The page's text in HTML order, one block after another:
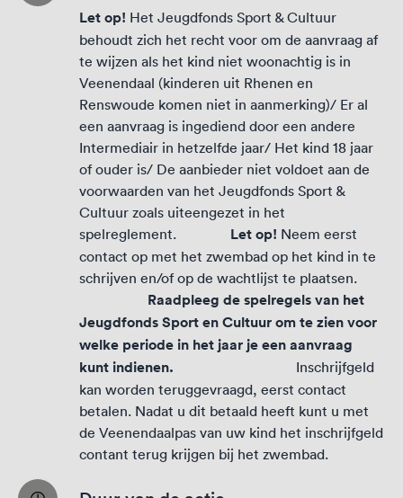
Let op! Het Jeugdfonds Sport & Cultuur
behoudt zich het recht voor om de aanvraag af
te wijzen als het kind niet woonachtig is in
Veenendaal (kinderen uit Rhenen en
Renswoude komen niet in aanmerking)/ Er al
een aanvraag is ingediend door een andere
Intermediair in hetzelfde jaar/ Het kind 18 jaar
of ouder is/ De aanbieder niet voldoet aan de
voorwaarden van het Jeugdfonds Sport &
Cultuur zoals uiteengezet in het
spelreglement. Let op! Neem eerst
contact op met het zwembad op het kind in te
schrijven en/of op de wachtlijst te plaatsen.
Raadpleeg de spelregels van het
Jeugdfonds Sport en Cultuur om te zien voor
welke periode in het jaar je een aanvraag
kunt indienen. Inschrijfgeld
kan worden teruggevraagd, eerst contact
betalen. Nadat u dit betaald heeft kunt u met
de Veenendaalpas van uw kind het inschrijfgeld
contant terug krijgen bij het zwembad.